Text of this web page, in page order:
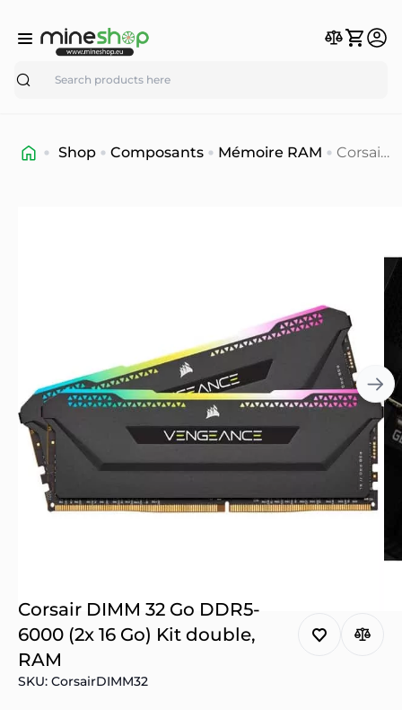
Search
Shop Composants Mémoire RAM
Corsair
RAM
Corsair DIMM 32 Go DDR5-
6000 (2x 16 Go) Kit double,
RAM
SKU: CorsairDIMM32